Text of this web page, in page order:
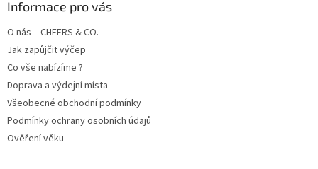
Informace pro vás
O nás – CHEERS & CO.
Jak zapůjčit výčep
Co vše nabízíme ?
Doprava a výdejní místa
Všeobecné obchodní podmínky
Podmínky ochrany osobních údajů
Ověření věku